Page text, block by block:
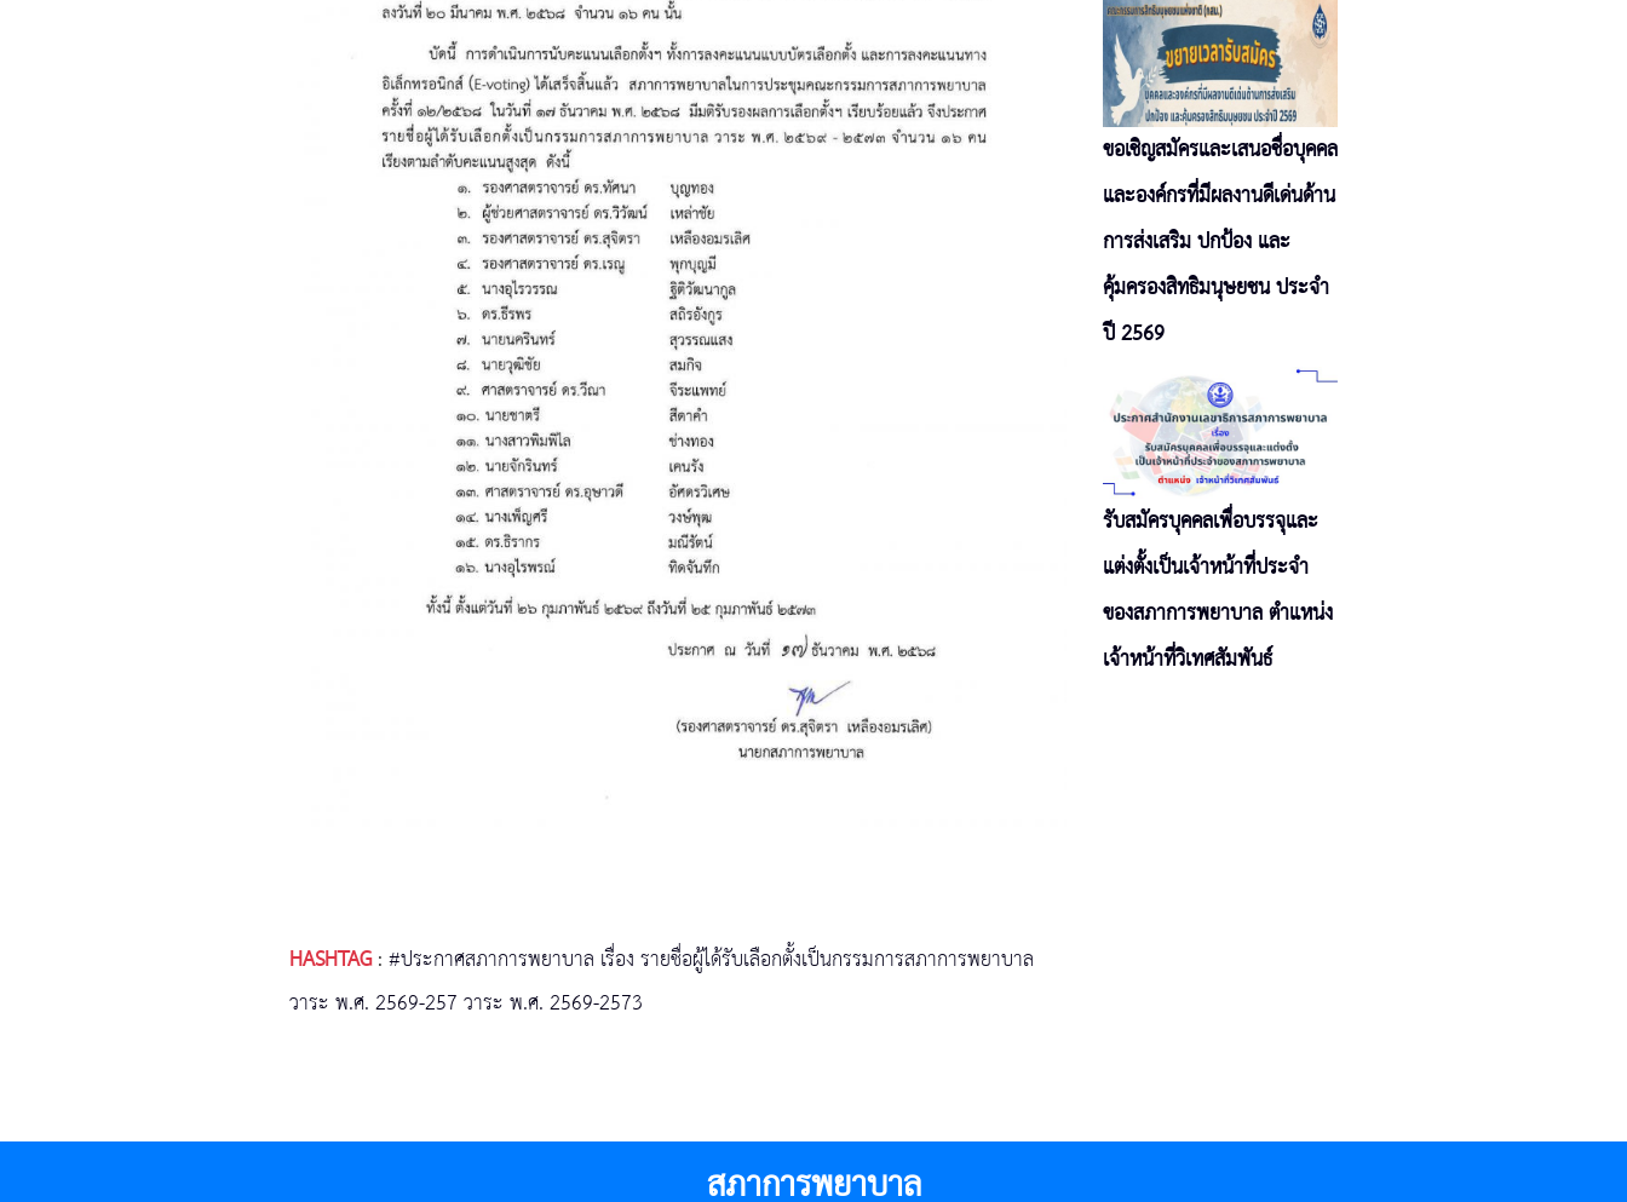
HASHTAG:#ประกาศสภาการพยาบาล เรื่อง รายชื่อผู้ได้รับเลือกตั้งเป็นกรรมการสภาการพยาบาล
วาระ พ.ศ. 2569-257 วาระ พ.ศ. 2569-2573
ขอเชิญสมัครและเสนอชื่อบุคคล
และองค์กรที่มีผลงานดีเด่นด้าน
การส่งเสริม ปกป้อง และ
คุ้มครองสิทธิมนุษยชน ประจำ
ปี 2569
รับสมัครบุคคลเพื่อบรรจุและ
แต่งตั้งเป็นเจ้าหน้าที่ประจำ
ของสภาการพยาบาล ตำแหน่ง
เจ้าหน้าที่วิเทศสัมพันธ์
สภาการพยาบาล